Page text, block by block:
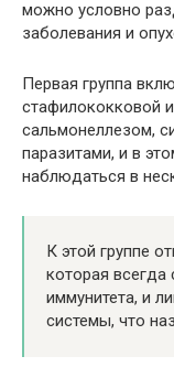
можно условно
заболевания и
Первая группа
стафилококковой
сальмонеллезом,
паразитами, и в
наблюдаться в
К этой группе
которая всегда
иммунитета, и
системы, что